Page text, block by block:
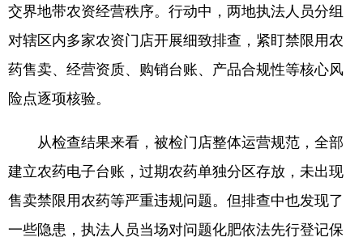
交界地带农资经营秩序。行动中，两地执法人员分组
对辖区内多家农资门店开展细致排查，紧盯禁限用农
药售卖、经营资质、购销台账、产品合规性等核心风
险点逐项核验。
从检查结果来看，被检门店整体运营规范，全部
建立农药电子台账，过期农药单独分区存放，未出现
售卖禁限用农药等严重违规问题。但排查中也发现了
一些隐患，执法人员当场对问题化肥依法先行登记保